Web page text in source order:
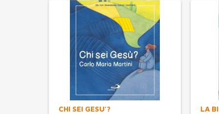
CHI SEI GESU'? LA